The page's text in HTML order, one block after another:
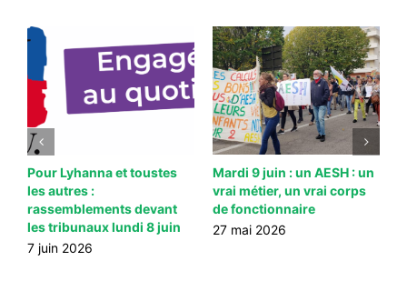
Pour Lyhanna et toustes
les autres :
rassemblements devant
les tribunaux lundi 8 juin
7 juin 2026
Mardi 9 juin : un AESH : un
vrai métier, un vrai corps
de fonctionnaire
27 mai 2026